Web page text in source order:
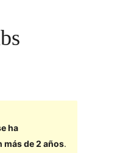
ha
más de 2 años.